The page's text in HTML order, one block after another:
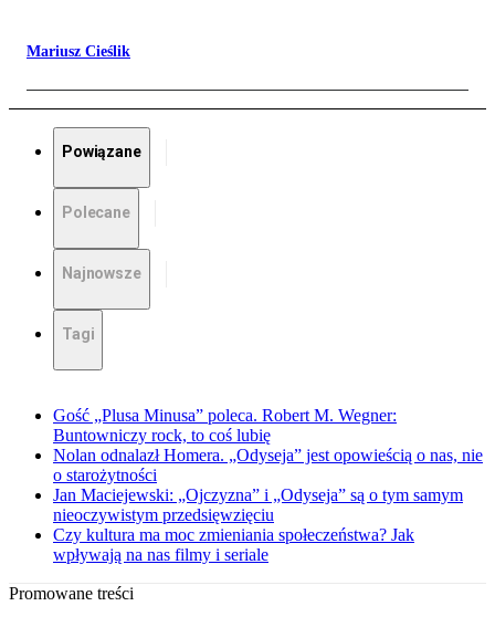
Mariusz Cieślik
Powiązane
Polecane
Najnowsze
Tagi
Gość „Plusa Minusa” poleca. Robert M. Wegner:
Buntowniczy rock, to coś lubię
Nolan odnalazł Homera. „Odyseja” jest opowieścią o nas, nie
o starożytności
Jan Maciejewski: „Ojczyzna” i „Odyseja” są o tym samym
nieoczywistym przedsięwzięciu
Czy kultura ma moc zmieniania społeczeństwa? Jak
wpływają na nas filmy i seriale
Promowane treści